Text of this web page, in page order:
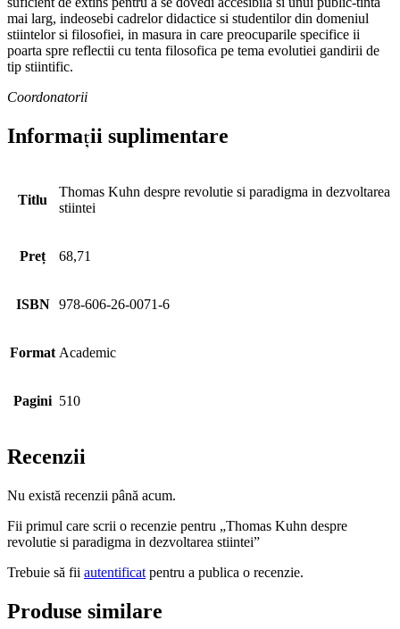
mai larg, indeosebi cadrelor didactice si studentilor din domeniul
stiintelor si filosofiei, in masura in care preocuparile specifice ii
poarta spre reflectii cu tenta filosofica pe tema evolutiei gandirii de
tip stiintific.
Coordonatorii
Informații suplimentare
Titlu
Thomas Kuhn despre revolutie si paradigma in dezvoltarea
stiintei
Preț 68,71
ISBN 978-606-26-0071-6
Format Academic
Pagini 510
Recenzii
Nu există recenzii până acum.
Fii primul care scrii o recenzie pentru „Thomas Kuhn despre
revolutie si paradigma in dezvoltarea stiintei”
Trebuie să fii autentificat pentru a publica o recenzie.
Produse similare